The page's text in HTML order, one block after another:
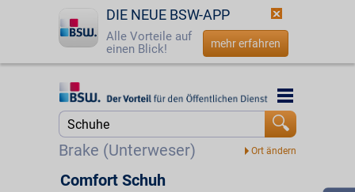
DIE NEUE BSW-APP
Alle Vorteile auf
einen Blick!
mehr erfahren
Startseite
Brake (Unterweser)
Startseite
Comfort Schuh